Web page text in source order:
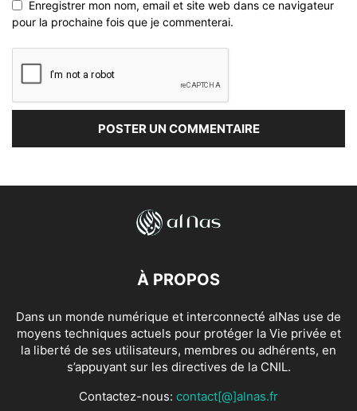
Enregistrer mon nom, email et site web dans ce navigateur
pour la prochaine fois que je commenterai.
À PROPOS
Dans un monde numérique et interconnecté alNas use de
moyens techniques actuels pour protéger la Vie privée et
la liberté de ses utilisateurs, membres ou adhérents, en
s’appuyant sur les directives de la CNIL.
Contactez-nous: contact[@]alnas.fr